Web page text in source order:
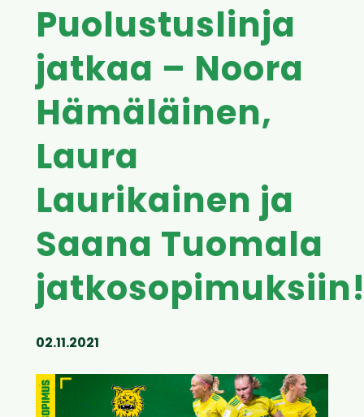
Puolustuslinja
jatkaa – Noora
Hämäläinen,
Laura
Laurikainen ja
Saana Tuomala
02.11.2021